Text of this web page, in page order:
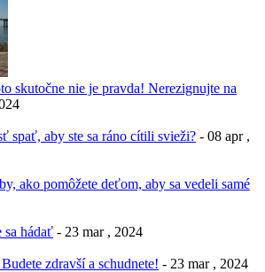
skutočne nie je pravda! Nerezignujte na
spať, aby ste sa ráno cítili svieži? - 08 apr ,
ako pomôžete deťom, aby sa vedeli samé
sa hádať - 23 mar , 2024
zdravší a schudnete! - 23 mar , 2024